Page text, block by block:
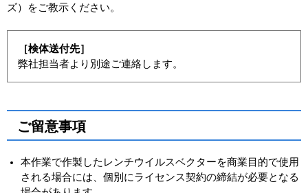
ズ）をご教示ください。
［検体送付先］
弊社担当者より別途ご連絡します。
ご留意事項
本作業で作製したレンチウイルスベクターを商業目的で使用
される場合には、個別にライセンス契約の締結が必要となる